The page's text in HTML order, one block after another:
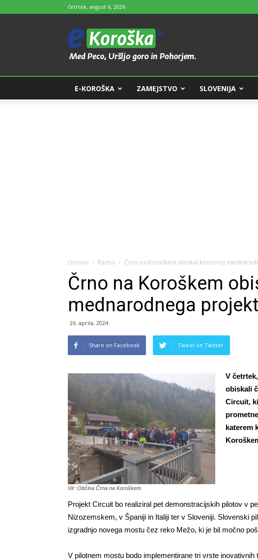
četrtek, avgust 6, 2026
e-
Koroška
E-KOROŠKA ZAMEJSTVO SLOVENIJA
Domov Razno Črno na Koroškem obiskal konzorcij
Črno na Koroškem
mednarodnega
26. aprila, 2024
Share on Facebook Tweet on Twitter
Vir: Občina Črna na Koroškem
V
obiskali
Circuit,
katerem
Projekt Circuit bo realiziral pet demonstracijskih pilotov v
Nizozemskem, v Španiji in Italiji ter v Sloveniji. Slovenski
izgradnjo novega mostu čez reko Mežo, ki je bil močno
V pilotnem mostu bodo implementirane tri vrste